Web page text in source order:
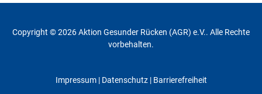
Copyright © 2026 Aktion Gesunder Rücken (AGR) e.V.. Alle Rechte
vorbehalten.
Impressum| Datenschutz| Barrierefreiheit